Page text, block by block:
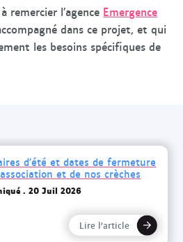
remercier l’agence Emergence
dans ce projet, et qui
les besoins spécifiques de
d’été et dates de fermeture
et de nos crèches
20 Juil 2026
Lire l’article